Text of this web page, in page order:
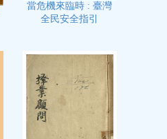
當危機來臨時 : 臺灣
全民安全指引